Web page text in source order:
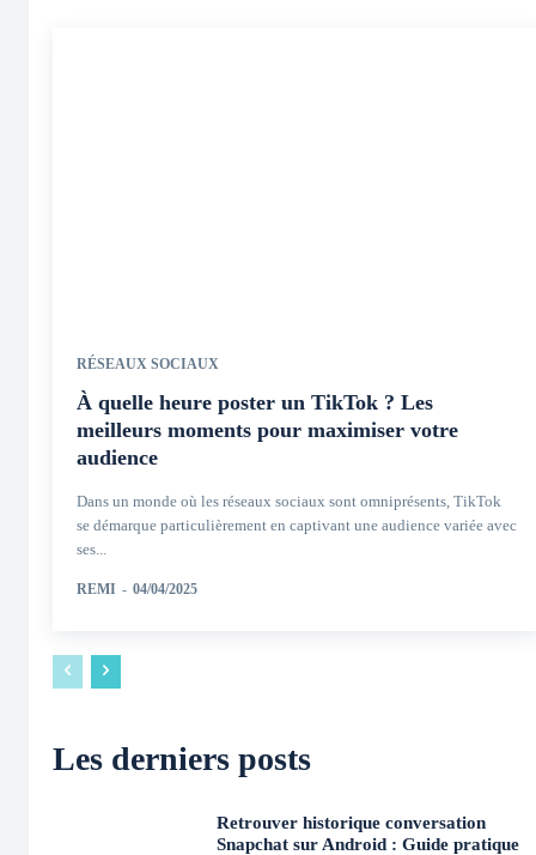
RÉSEAUX SOCIAUX
À quelle heure poster un TikTok ? Les
meilleurs moments pour maximiser votre
audience
Dans un monde où les réseaux sociaux sont omniprésents, TikTok
se démarque particulièrement en captivant une audience variée avec
ses...
REMI - 04/04/2025
Les derniers posts
Retrouver historique conversation
Snapchat sur Android : Guide pratique